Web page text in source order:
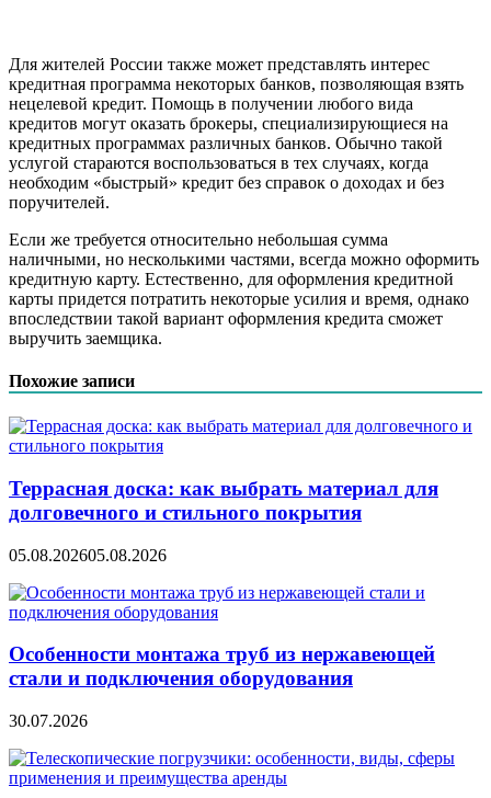
Для жителей России также может представлять интерес
кредитная программа некоторых банков, позволяющая взять
нецелевой кредит. Помощь в получении любого вида
кредитов могут оказать брокеры, специализирующиеся на
кредитных программах различных банков. Обычно такой
услугой стараются воспользоваться в тех случаях, когда
необходим «быстрый» кредит без справок о доходах и без
поручителей.
Если же требуется относительно небольшая сумма
наличными, но несколькими частями, всегда можно оформить
кредитную карту. Естественно, для оформления кредитной
карты придется потратить некоторые усилия и время, однако
впоследствии такой вариант оформления кредита сможет
выручить заемщика.
Похожие записи
Террасная доска: как выбрать материал для
долговечного и стильного покрытия
05.08.202605.08.2026
Особенности монтажа труб из нержавеющей
стали и подключения оборудования
30.07.2026